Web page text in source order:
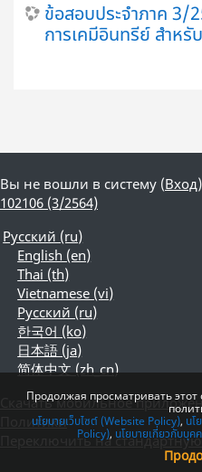
ข้อสอบประจำภาค 3/
การเคมีอินทรีย์ สำห
Вы не вошли в систему (Вход)
102106 (3/2564)
Русский ‎(ru)‎
English ‎(en)‎
Thai ‎(th)‎
Vietnamese ‎(vi)‎
Русский ‎(ru)‎
한국어 ‎(ko)‎
日本語 ‎(ja)‎
简体中文 ‎(zh_cn)‎
Скачать мобильное
Политики
Переключить на
Продолжая просматривать
นโยบายเว็บไซต์ (Website Policy) นโ
Policy) นโยบายเกี่ยวกับบุ